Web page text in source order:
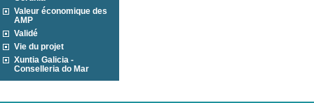
Valeur économique des
AMP
Validé
Vie du projet
Xuntia Galicia -
Conselleria do Mar